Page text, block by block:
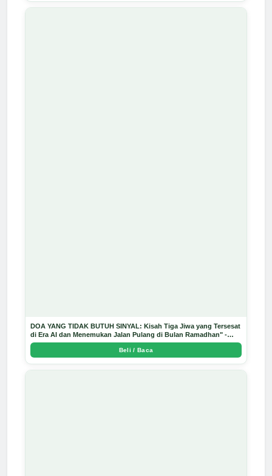
DOA YANG TIDAK BUTUH SINYAL: Kisah Tiga Jiwa yang Tersesat
di Era AI dan Menemukan Jalan Pulang di Bulan Ramadhan" -
Arda Dinata
Beli / Baca